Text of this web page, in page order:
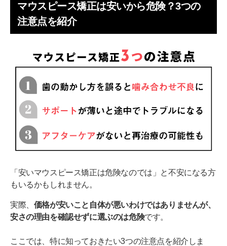
マウスピース矯正は安いから危険？3つの
注意点を紹介
「安いマウスピース矯正は危険なのでは」と不安になる方
もいるかもしれません。
実際、 価格が安いこと自体が悪いわけではありませんが、
安さの理由を確認せずに選ぶのは危険です。
ここでは、特に知っておきたい3つの注意点を紹介しま